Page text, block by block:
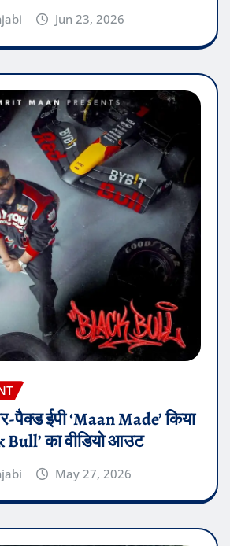
Jun 23, 2026
पैक्ड ईपी ‘Maan Made’ किया
Bull’ का वीडियो आउट
May 27, 2026